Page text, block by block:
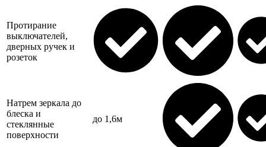
Протирание
выключателей,
дверных ручек и
розеток
Натрем зеркала до
блеска и
стеклянные
поверхности
до 1,6м